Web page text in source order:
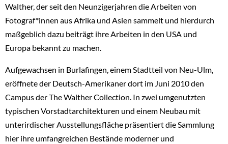
Walther, der seit den Neunzigerjahren die Arbeiten von
Fotograf*innen aus Afrika und Asien sammelt und hierdurch
maßgeblich dazu beiträgt ihre Arbeiten in den USA und
Europa bekannt zu machen.
Aufgewachsen in Burlafingen, einem Stadtteil von Neu-Ulm,
eröffnete der Deutsch-Amerikaner dort im Juni 2010 den
Campus der The Walther Collection. In zwei umgenutzten
typischen Vorstadtarchitekturen und einem Neubau mit
unterirdischer Ausstellungsfläche präsentiert die Sammlung
hier ihre umfangreichen Bestände moderner und